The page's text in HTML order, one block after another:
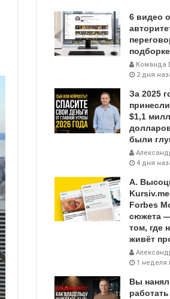
6 видео
подборке
Команда
2 дня
За 2025
$1,1
были
4 дня
А.
Forbes
сюжета
том, где
живёт
1 неделя
Вы